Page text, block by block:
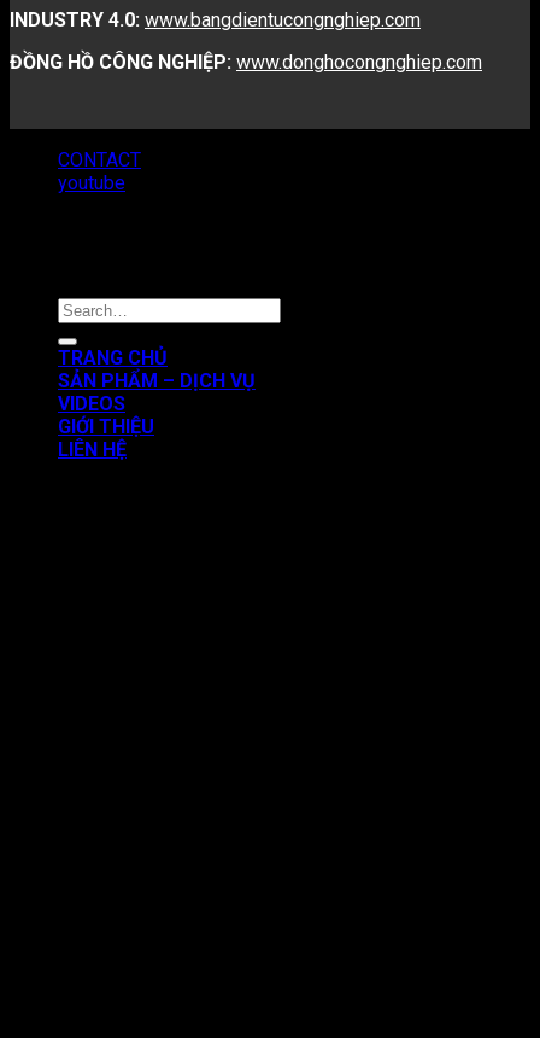
INDUSTRY 4.0: www.bangdientucongnghiep.com
ĐỒNG HỒ CÔNG NGHIỆP: www.donghocongnghiep.com
CONTACT
youtube
TRANG CHỦ
SẢN PHẨM – DỊCH VỤ
VIDEOS
GIỚI THIỆU
LIÊN HỆ